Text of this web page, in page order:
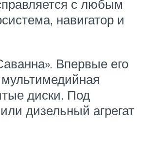
с любым
навигатор и
Впервые его
диски. Под
дизельный агрегат